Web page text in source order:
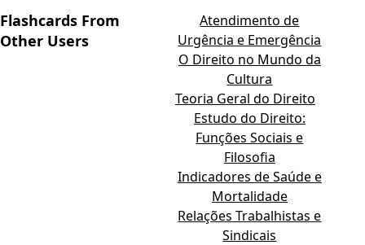
Flashcards From
Other Users
Atendimento de
Urgência e Emergência
O Direito no Mundo da
Cultura
Teoria Geral do Direito
Estudo do Direito:
Funções Sociais e
Filosofia
Indicadores de Saúde e
Mortalidade
Relações Trabalhistas e
Sindicais